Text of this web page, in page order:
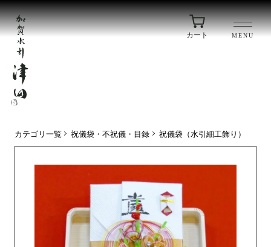
MENU
カート
カテゴリ一覧 祝儀袋・不祝儀・目録 祝儀袋（水引細工飾り）